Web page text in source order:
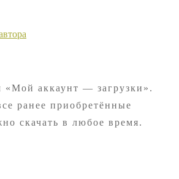
«Мой аккаунт — загрузки».
ранее приобретённые
скачать в любое время.